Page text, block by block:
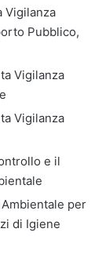
Vigilanza
Pubblico,
Vigilanza
Vigilanza
e il
per
di Igiene